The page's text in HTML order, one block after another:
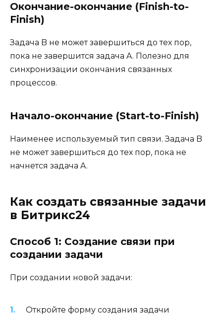
Окончание-окончание (Finish-to-
Finish)
Задача B не может завершиться до тех пор,
пока не завершится задача A. Полезно для
синхронизации окончания связанных
процессов.
Начало-окончание (Start-to-Finish)
Наименее используемый тип связи. Задача B
не может завершиться до тех пор, пока не
начнется задача A.
Как создать связанные задачи
в Битрикс24
Способ 1: Создание связи при
создании задачи
При создании новой задачи:
Откройте форму создания задачи